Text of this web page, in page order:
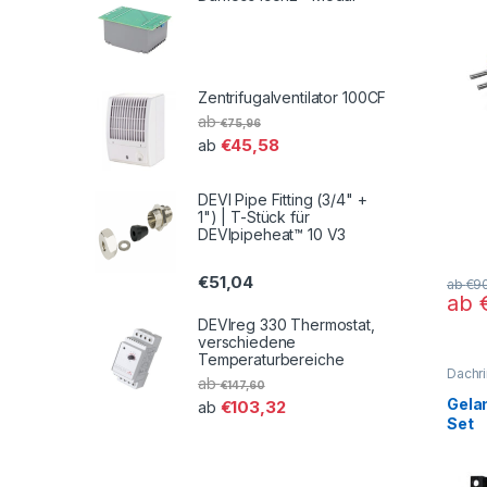
ab€
ab
Set
Zentrifugalventilator 100CF
ab€75,96
ab €45,58
DEVI Pipe Fitting (3/4" +
1") | T-Stück für
DEVIpipeheat™ 10 V3
€51,04
DEVIreg 330 Thermostat,
verschiedene
Temperaturbereiche
ab€147,60
ab €103,32